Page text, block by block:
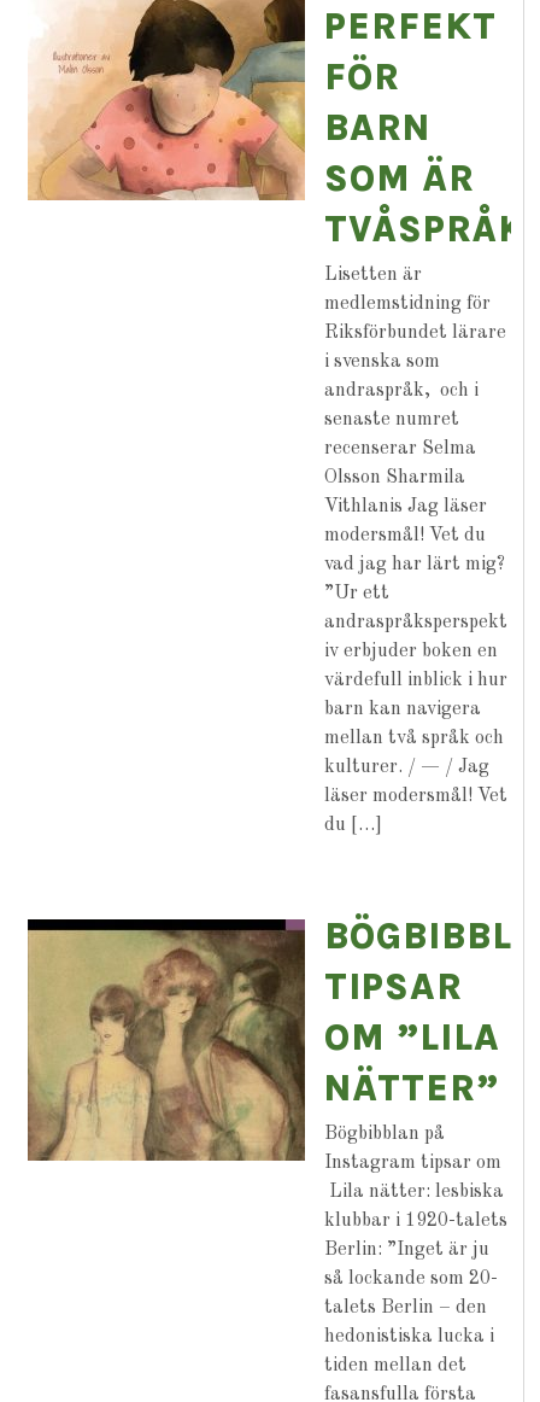
PERFEKT
FÖR
BARN
SOM ÄR
Lisetten är
medlemstidning för
Riksförbundet lärare
i svenska som
andraspråk, och i
senaste numret
recenserar Selma
Olsson Sharmila
Vithlanis Jag läser
modersmål! Vet du
vad jag har lärt mig?
”Ur ett
andraspråksperspekt
iv erbjuder boken en
värdefull inblick i hur
barn kan navigera
mellan två språk och
kulturer. / — / Jag
läser modersmål! Vet
du […]
TIPSAR
OM ”LILA
NÄTTER”
Bögbibblan på
Instagram tipsar om
Lila nätter: lesbiska
klubbar i 1920-talets
Berlin: ”Inget är ju
så lockande som 20-
talets Berlin – den
hedonistiska lucka i
tiden mellan det
fasansfulla första